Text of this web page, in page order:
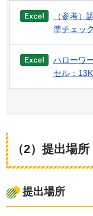
（参考）
準チェッ
ハローワ
セル：
（2）提出場
提出場所